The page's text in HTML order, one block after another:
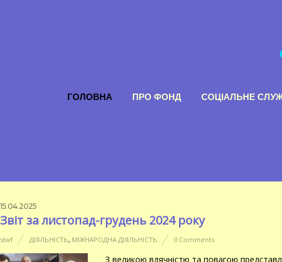
ГОЛОВНА ПРО ФОНД СОЦІАЛЬНЕ
15.04.2025
Звіт за листопад-грудень 2024 року
stwf ДІЯЛЬНІСТЬ, МІЖНАРОДНА ДІЯЛЬНІСТЬ 0 Comments
З великою вдячністю та повагою